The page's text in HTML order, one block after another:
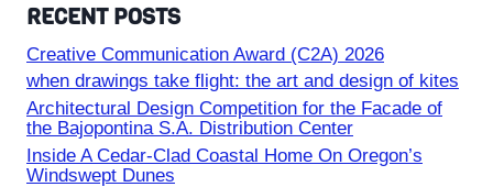
RECENT POSTS
Creative Communication Award (C2A) 2026
when drawings take flight: the art and design of kites
Architectural Design Competition for the Facade of
the Bajopontina S.A. Distribution Center
Inside A Cedar-Clad Coastal Home On Oregon’s
Windswept Dunes